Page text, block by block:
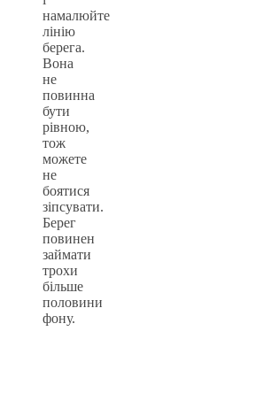
намалюйте
лінію
берега.
Вона
не
повинна
бути
рівною,
тож
можете
не
боятися
зіпсувати.
Берег
повинен
займати
трохи
більше
половини
фону.